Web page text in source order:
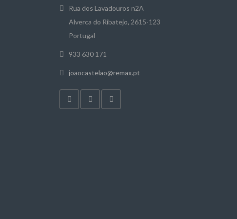
Rua dos Lavadouros n2A
Alverca do Ribatejo, 2615-123
Portugal
933 630 171
joaocastelao@remax.pt